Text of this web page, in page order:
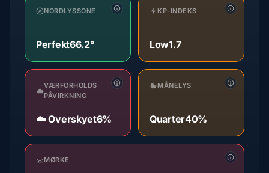
NORDLYSSONE
Perfekt66.2°
KP-INDEKS
Low1.7
VÆRFORHOLDS
PÅVIRKNING
☁️ Overskyet6%
MÅNELYS
Quarter40%
MØRKE